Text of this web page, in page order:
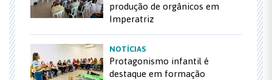
produção de orgânicos em
Imperatriz
NOTÍCIAS
Protagonismo infantil é
destaque em formação